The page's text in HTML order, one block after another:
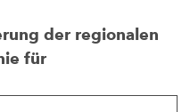
der regionalen
für